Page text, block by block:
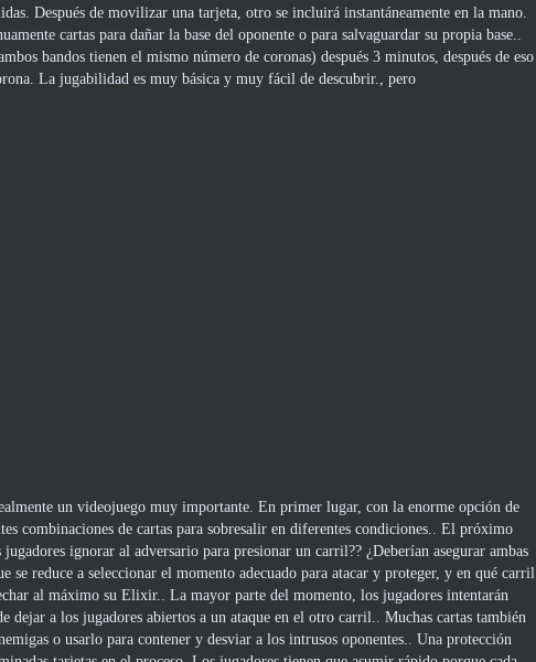
Después de movilizar una tarjeta, otro se incluirá instantáneamente en la mano.
cartas para dañar la base del oponente o para salvaguardar su propia base..
bandos tienen el mismo número de coronas) después 3 minutos, después de eso
La jugabilidad es muy básica y muy fácil de descubrir., pero
un videojuego muy importante. En primer lugar, con la enorme opción de
combinaciones de cartas para sobresalir en diferentes condiciones.. El próximo
ignorar al adversario para presionar un carril?? ¿Deberían asegurar ambas
reduce a seleccionar el momento adecuado para atacar y proteger, y en qué carril
al máximo su Elixir.. La mayor parte del momento, los jugadores intentarán
dejar a los jugadores abiertos a un ataque en el otro carril.. Muchas cartas también
o usarlo para contener y desviar a los intrusos oponentes.. Una protección